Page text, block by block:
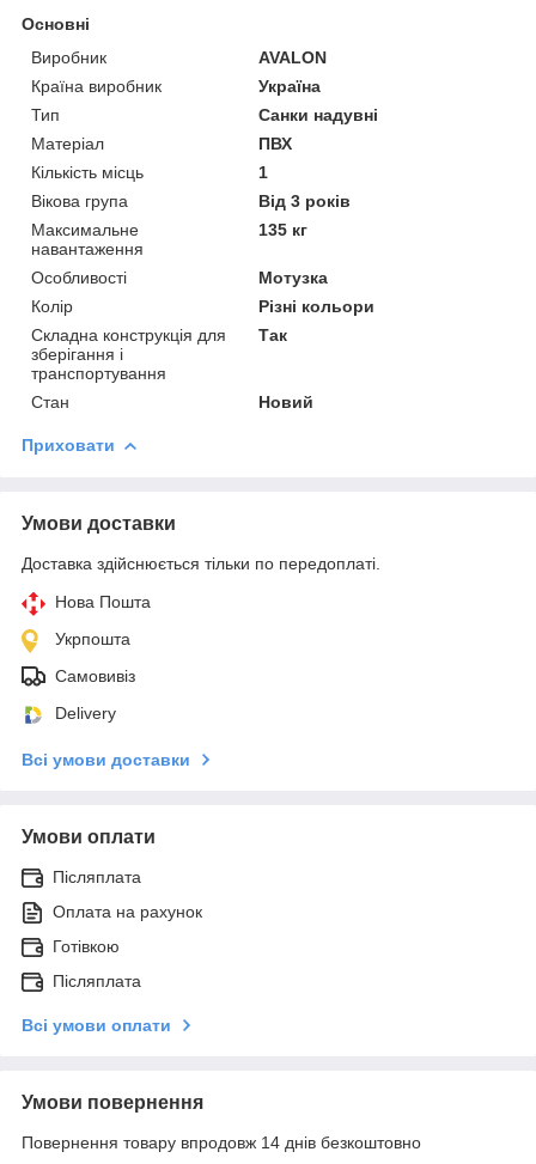
Основні
Виробник
AVALON
Країна виробник
Україна
Тип
Санки надувні
Матеріал
ПВХ
Кількість місць
1
Вікова група
Від 3 років
Максимальне
навантаження
135 кг
Особливості
Мотузка
Колір
Різні кольори
Складна конструкція для
зберігання і
транспортування
Так
Стан Новий
Приховати
Умови доставки
Доставка здійснюється тільки по передоплаті.
Нова Пошта
Укрпошта
Самовивіз
Delivery
Всі умови доставки
Умови оплати
Післяплата
Оплата на рахунок
Готівкою
Післяплата
Всі умови оплати
Умови повернення
Повернення товару впродовж 14 днів безкоштовно